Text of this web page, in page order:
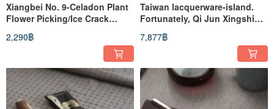
Xiangbei No. 9-Celadon Plant
Flower Picking/Ice Crack
Triangle Plate
2,290฿
Taiwan lacquerware-island.
Fortunately, Qi Jun Xingshi
natural lacquer simple
smoked bamboo chopsticks-
7,877฿